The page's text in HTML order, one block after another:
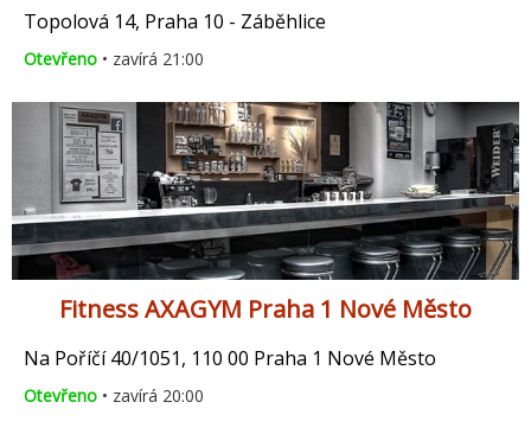
Topolová 14, Praha 10 - Záběhlice
Otevřeno • zavírá 21:00
Fitness AXAGYM Praha 1 Nové Město
Na Poříčí 40/1051, 110 00 Praha 1 Nové Město
Otevřeno • zavírá 20:00